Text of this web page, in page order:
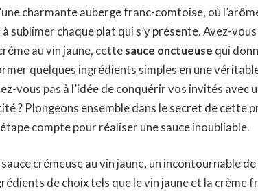
charmante auberge franc-comtoise, où
sublimer chaque plat qui s’y présente. Avez-
au vin jaune, cette sauce onctueuse qui
quelques ingrédients simples en une
vous pas à l’idée de conquérir vos invités avec
? Plongeons ensemble dans le secret de cette
compte pour réaliser une sauce inoubliable.
sauce crémeuse au vin jaune, un incontournable
de choix tels que levin jaune et la crème